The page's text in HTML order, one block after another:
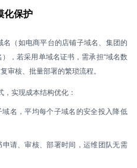
化保护
（如电商平台的店铺子域名、集团的
，若采用单域名证书，需承担“域名数
审核、批量部署的繁琐流程。
，实现成本结构优化：
名，平均每个子域名的安全投入降低
请、审核、部署时间，运维团队无需